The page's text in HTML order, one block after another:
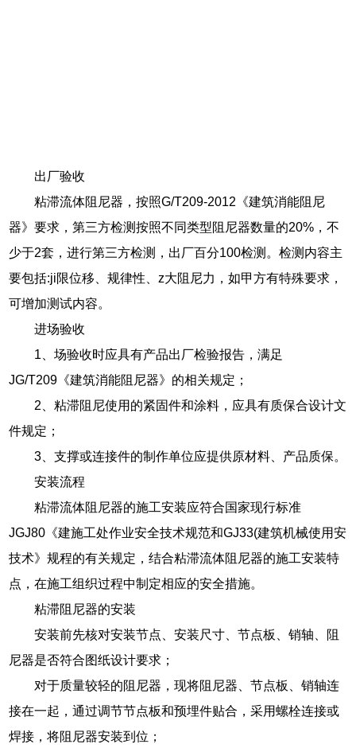
出厂验收
粘滞流体阻尼器，按照G/T209-2012《建筑消能阻尼
器》要求，第三方检测按照不同类型阻尼器数量的20%，不
少于2套，进行第三方检测，出厂百分100检测。检测内容主
要包括:ji限位移、规律性、z大阻尼力，如甲方有特殊要求，
可增加测试内容。
进场验收
1、场验收时应具有产品出厂检验报告，满足
JG/T209《建筑消能阻尼器》的相关规定；
2、粘滞阻尼使用的紧固件和涂料，应具有质保合设计文
件规定；
3、支撑或连接件的制作单位应提供原材料、产品质保。
安装流程
粘滞流体阻尼器的施工安装应符合国家现行标准
JGJ80《建施工处作业安全技术规范和GJ33(建筑机械使用安
技术》规程的有关规定，结合粘滞流体阻尼器的施工安装特
点，在施工组织过程中制定相应的安全措施。
粘滞阻尼器的安装
安装前先核对安装节点、安装尺寸、节点板、销轴、阻
尼器是否符合图纸设计要求；
对于质量较轻的阻尼器，现将阻尼器、节点板、销轴连
接在一起，通过调节节点板和预埋件贴合，采用螺栓连接或
焊接，将阻尼器安装到位；